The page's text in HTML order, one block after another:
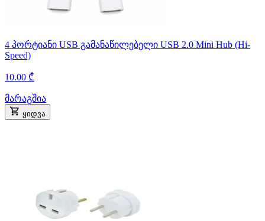
4 პორტიანი USB გამანაწილებელი USB 2.0 Mini Hub (Hi-
Speed)
10.00 ₾
მარაგშია
ყიდვა